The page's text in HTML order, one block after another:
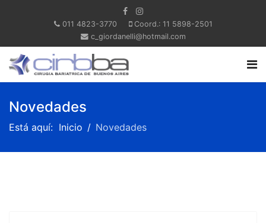
011 4823-3770
Coord.: 11 5898-2501
c_giordanelli@hotmail.com
Novedades
Está aquí: Inicio Novedades